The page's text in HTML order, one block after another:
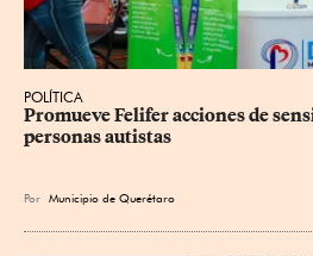
POLÍTICA
Promueve Felifer acciones de
personas autistas
Por Municipio de Querétaro